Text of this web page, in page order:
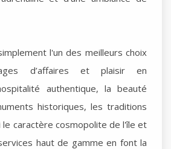
l'un des meilleurs choix
d’affaires et plaisir en
authentique, la beauté
historiques, les traditions
le caractère cosmopolite de l'île et
haut de gamme en font la